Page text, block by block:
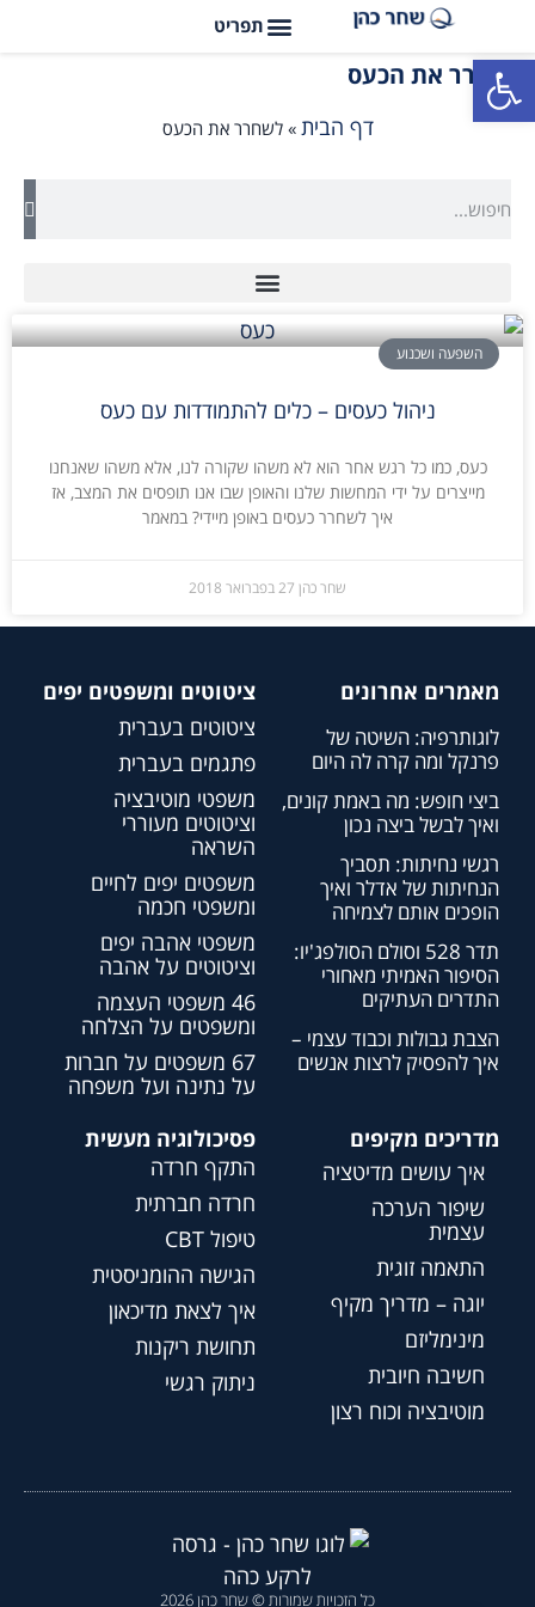
פתח סרגל נגישות
לשחרר את הכעס
דף הבית »לשחרר את הכעס
השפעה ושכנוע
ניהול כעסים – כלים להתמודדות עם כעס
כעס, כמו כל רגש אחר הוא לא משהו שקורה לנו, אלא משהו שאנחנו
מייצרים על ידי המחשות שלנו והאופן שבו אנו תופסים את המצב, אז
איך לשחרר כעסים באופן מיידי? במאמר
שחר כהן 27 בפברואר 2018
מאמרים אחרונים
לוגותרפיה: השיטה של
פרנקל ומה קרה לה היום
ביצי חופש: מה באמת קונים,
ואיך לבשל ביצה נכון
רגשי נחיתות: תסביך
הנחיתות של אדלר ואיך
הופכים אותם לצמיחה
תדר 528 וסולם הסולפג'יו:
הסיפור האמיתי מאחורי
התדרים העתיקים
הצבת גבולות וכבוד עצמי –
איך להפסיק לרצות אנשים
ציטוטים ומשפטים יפים
ציטוטים בעברית
פתגמים בעברית
משפטי מוטיבציה
וציטוטים מעוררי
השראה
משפטים יפים לחיים
ומשפטי חכמה
משפטי אהבה יפים
וציטוטים על אהבה
46 משפטי העצמה
ומשפטים על הצלחה
67 משפטים על חברות
על נתינה ועל משפחה
מדריכים מקיפים
איך עושים מדיטציה
שיפור הערכה
עצמית
התאמה זוגית
יוגה – מדריך מקיף
מינימליזם
חשיבה חיובית
מוטיבציה וכוח רצון
פסיכולוגיה מעשית
התקף חרדה
חרדה חברתית
טיפול CBT
הגישה ההומניסטית
איך לצאת מדיכאון
תחושת ריקנות
ניתוק רגשי
כל הזכויות שמורות © שחר כהן 2026